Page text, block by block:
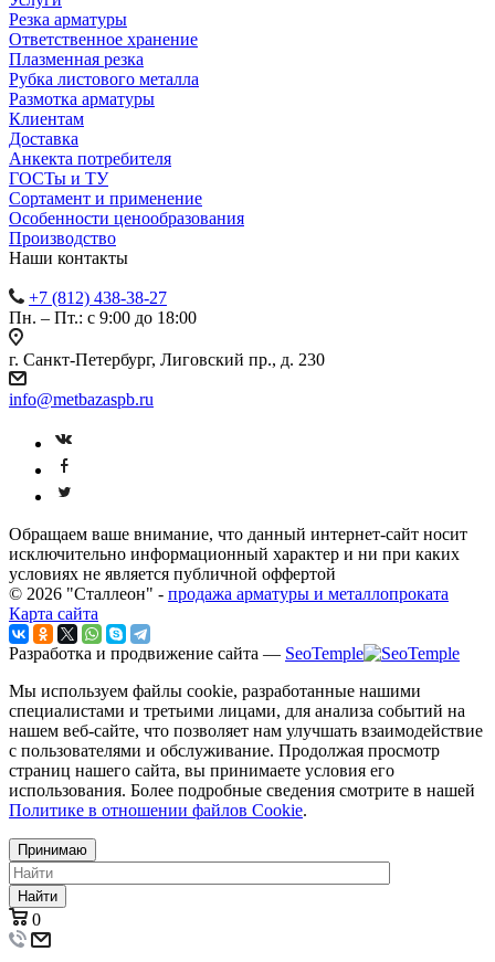
Резка арматуры
Ответственное хранение
Плазменная резка
Рубка листового металла
Размотка арматуры
Клиентам
Доставка
Анкекта потребителя
ГОСТы и ТУ
Сортамент и применение
Особенности ценообразования
Производство
Наши контакты
+7 (812) 438-38-27
Пн. – Пт.: с 9:00 до 18:00
г. Санкт-Петербург, Лиговский пр., д. 230
info@metbazaspb.ru
Обращаем ваше внимание, что данный интернет-сайт носит
исключительно информационный характер и ни при каких
условиях не является публичной оффертой
© 2026 "Сталлеон" - продажа арматуры и металлопроката
Карта сайта
Разработка и продвижение сайта — SeoTemple
Мы используем файлы cookie, разработанные нашими
специалистами и третьими лицами, для анализа событий на
нашем веб-сайте, что позволяет нам улучшать взаимодействие
с пользователями и обслуживание. Продолжая просмотр
страниц нашего сайта, вы принимаете условия его
использования. Более подробные сведения смотрите в нашей
Политике в отношении файлов Cookie.
Принимаю
Найти
0